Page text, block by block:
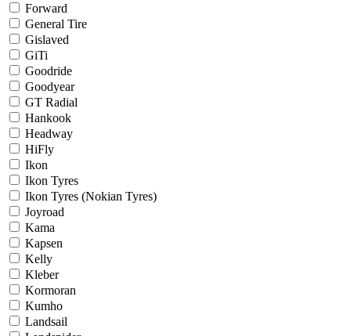
Forward
General Tire
Gislaved
GiTi
Goodride
Goodyear
GT Radial
Hankook
Headway
HiFly
Ikon
Ikon Tyres
Ikon Tyres (Nokian Tyres)
Joyroad
Kama
Kapsen
Kelly
Kleber
Kormoran
Kumho
Landsail